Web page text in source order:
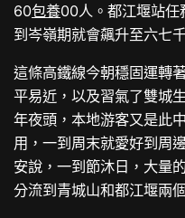
60包養00人。都江堰站
到岑嶺期就會飆升至六七
這條高鐵線今朝穩固運轉
平易近，以及習氣了雙城
年夜頭，本地游客又是此
用，一到周末就愛好到周
安說，一到節沐日，大量
分流到青城山和都江堰兩